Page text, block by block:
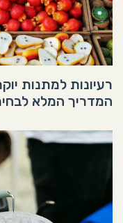
רעיונות למתנות
המדריך המלא